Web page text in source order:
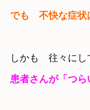
でも　不快な症状
しかも　往々にし
患者さんが「つ